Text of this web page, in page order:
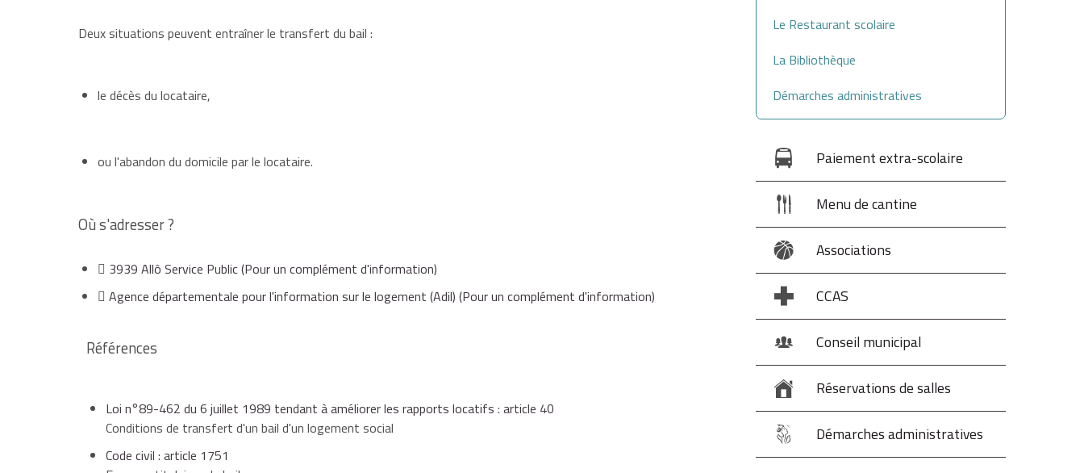
auxascendantsvivant avec le locataire depuis au moins 1 an à la date du décès ou de l'abandon du
domicile,
aux personnes à charge (par exemple, personnes en situation de handicap ou personnes de plus de 65
domicile et respectant les conditions de ressources exigées pour
Deux situations peuvent entraîner le transfert du bail :
le décès du locataire,
ou l'abandon du domicile par le locataire.
Où s'adresser ?
3939 Allô Service Public(Pour un complément d'information)
Agence départementale pour l'information sur le logement (Adil) (Pour un complément d'information)
Références
Loi n°89-462 du 6 juillet 1989 tendant à améliorer les rapports locatifs : article 40
Conditions de transfert d'un bail d'un logement social
Code civil : article 1751
Le Restaurant scolaire
La Bibliothèque
Démarches administratives
Paiement extra-scolaire
Menu de cantine
Associations
CCAS
Conseil municipal
Réservations de salles
Démarches administratives